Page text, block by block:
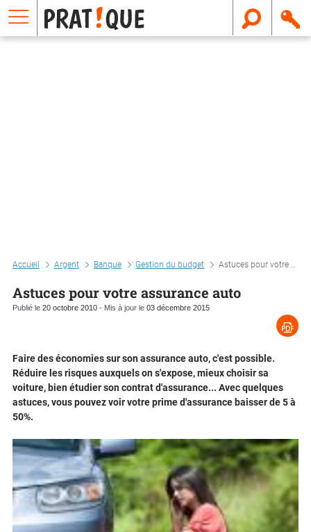
Accueil Argent Banque Gestion du budget Astuces pour votre assurance auto
Astuces pour votre assurance auto
Publié le 20 octobre 2010 - Mis à jour le 03 décembre 2015
Faire des économies sur son assurance auto, c'est possible.
Réduire les risques auxquels on s'expose, mieux choisir sa
voiture, bien étudier son contrat d'assurance... Avec quelques
astuces, vous pouvez voir votre prime d'assurance baisser de 5 à
50%.
E
m
a